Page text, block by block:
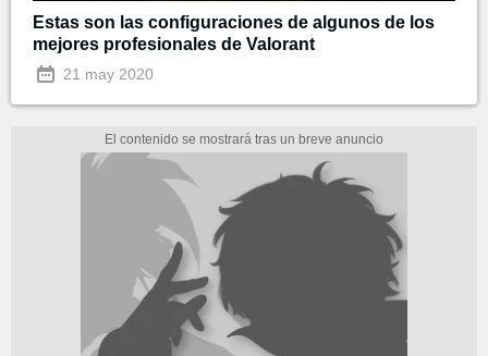
Estas son las configuraciones de algunos de los
mejores profesionales de Valorant
21 may 2020